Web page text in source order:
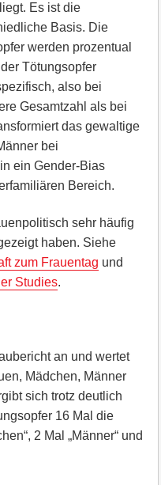
Es ist die
Basis. Die
werden prozentual
Tötungsopfer
also bei
Gesamtzahl als bei
das gewaltige
bei
ein Gender-Bias
Bereich.
sehr häufig
haben. Siehe
zum Frauentag und
Studies.
an und wertet
Mädchen, Männer
sich trotz deutlich
16 Mal die
2 Mal „Männer“ und